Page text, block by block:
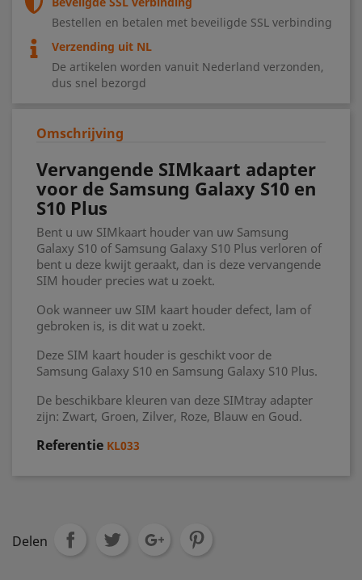
Bestellen en betalen met beveiligde SSL verbinding
Verzending uit NL
De artikelen worden vanuit Nederland verzonden,
dus snel bezorgd
Omschrijving
Vervangende SIMkaart adapter
voor de Samsung Galaxy S10 en
S10 Plus
Bent u uw SIMkaart houder van uw Samsung
Galaxy S10 of Samsung Galaxy S10 Plus verloren of
bent u deze kwijt geraakt, dan is deze vervangende
SIM houder precies wat u zoekt.
Ook wanneer uw SIM kaart houder defect, lam of
gebroken is, is dit wat u zoekt.
Deze SIM kaart houder is geschikt voor de
Samsung Galaxy S10 en Samsung Galaxy S10 Plus.
De beschikbare kleuren van deze SIMtray adapter
zijn: Zwart, Groen, Zilver, Roze, Blauw en Goud.
Referentie KL033
Delen